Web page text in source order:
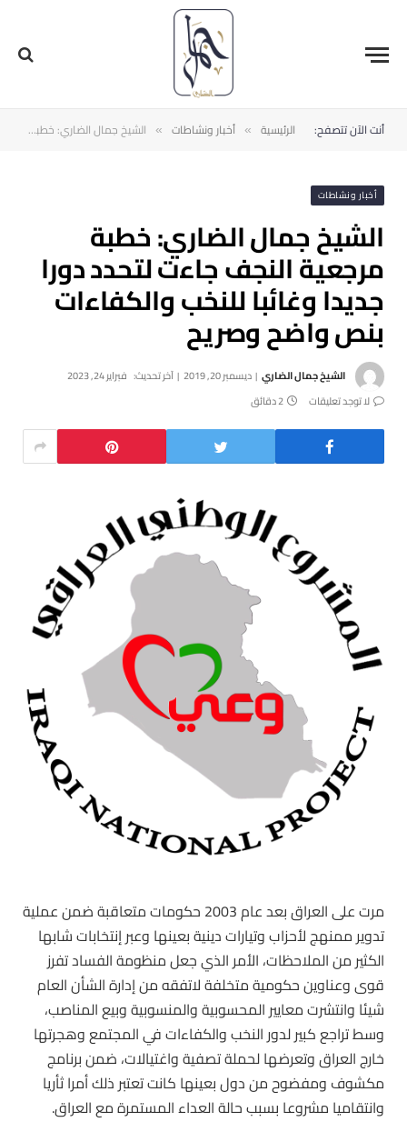
أنت الآن تتصفح: الرئيسية » أخبار ونشاطات » الشيخ جمال الضاري: خطبة مرجعية النجف جاءت لتحدد دورا جديدا وغائبا للنخب والكفاءات بنص واضح وصريح
أخبار ونشاطات
الشيخ جمال الضاري: خطبة
مرجعية النجف جاءت لتحدد دورا
جديدا وغائبا للنخب والكفاءات
بنص واضح وصريح
الشيخ جمال الضاري ديسمبر 20, 2019 آخر تحديث: فبراير 24, 2023
لا توجد تعليقات
2 دقائق
مرت على العراق بعد عام 2003 حكومات متعاقبة ضمن عملية
تدوير ممنهج لأحزاب وتيارات دينية بعينها وعبر إنتخابات شابها
الكثير من الملاحظات، الأمر الذي جعل منظومة الفساد تفرز
قوى وعناوين حكومية متخلفة لاتفقه من إدارة الشأن العام
شيئا وانتشرت معايير المحسوبية والمنسوبية وبيع المناصب،
وسط تراجع كبير لدور النخب والكفاءات في المجتمع وهجرتها
خارج العراق وتعرضها لحملة تصفية واغتيالات، ضمن برنامج
مكشوف ومفضوح من دول بعينها كانت تعتبر ذلك أمرا ثأريا
وانتقاميا مشروعا بسبب حالة العداء المستمرة مع العراق.